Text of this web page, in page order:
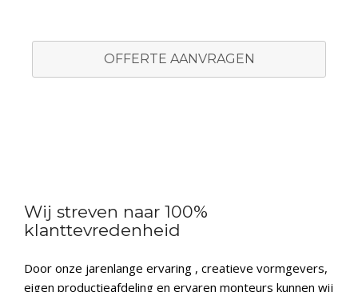
OFFERTE AANVRAGEN
Wij streven naar 100%
klanttevredenheid
Door onze jarenlange ervaring , creatieve vormgevers,
eigen productieafdeling en ervaren monteurs kunnen wij